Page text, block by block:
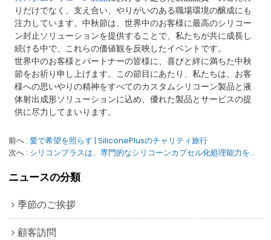
りだけでなく、支え合い、やりがいのある職場環境の醸成にも
注力しています。中秋節は、世界中のお客様に最高のシリコー
ン封止ソリューションを提供することで、私たちが共に成長し
続ける中で、これらの価値観を反映したイベントです。
世界中のお客様とパートナーの皆様に、喜びと絆に満ちた中秋
節をお祈り申し上げます。この節目にあたり、私たちは、お客
様への思いやりの精神をすべてのカスタムシリコーン製品と液
体射出成形ソリューションに込め、優れた製品とサービスの提
供に尽力してまいります。
前へ 愛で希望を照らす | SiliconePlusのチャリティ旅行
次へ
シリコンプラスは、専門的なシリコーンカプセル化処理能力を実証するために、お客様が工場を訪問することを歓迎します。
ニュースの分類
季節のご挨拶
顧客訪問